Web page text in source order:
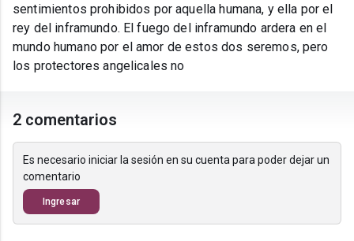
sentimientos prohibidos por aquella humana, y ella por el
rey del inframundo. El fuego del inframundo ardera en el
mundo humano por el amor de estos dos seremos, pero
los protectores angelicales no
2 comentarios
Es necesario iniciar la sesión en su cuenta para poder dejar un
comentario
Ingresar